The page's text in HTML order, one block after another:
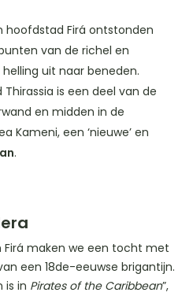
hoofdstad Firá ontstonden
van de richel en
uit naar beneden.
Thirassia is een deel van de
en midden in de
Kameni, een ‘nieuwe’ en
.
maken we een tocht met
een 18de-eeuwse brigantijn.
is in Pirates of the Caribbean”,